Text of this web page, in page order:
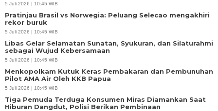
5 Juli 2026 | 10:45 WIB
Pratinjau Brasil vs Norwegia: Peluang Selecao mengakhiri
rekor buruk
5 Juli 2026 | 10:45 WIB
Libas Gelar Selamatan Sunatan, Syukuran, dan Silaturahmi
sebagai Wujud Kebersamaan
5 Juli 2026 | 10:45 WIB
Menkopolkam Kutuk Keras Pembakaran dan Pembunuhan
Pilot AMA Air Oleh KKB Papua
5 Juli 2026 | 10:45 WIB
Tiga Pemuda Terduga Konsumen Miras Diamankan Saat
Hiburan Dangdut, Polisi Berikan Pembinaan